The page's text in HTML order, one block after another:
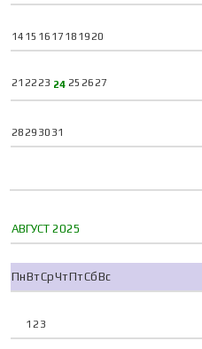
14 15 16 17 18 19 20
21 2223 24 25 2627
2829 30 31
АВГУСТ 2025
ПнВтСрЧтПтСбВс
1 2 3